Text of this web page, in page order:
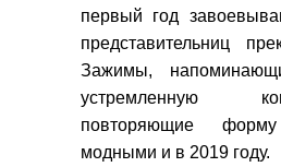
первый год
представительниц
Зажимы,
устремленную
повторяющие
модными и в 2019 году.